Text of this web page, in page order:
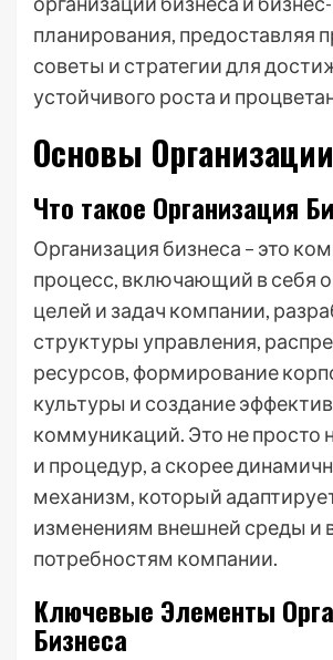
планирования, предоставляя
советы и стратегии для
устойчивого роста и
Основы
Что такое Организация
Организация бизнеса – это
процесс, включающий в себя
целей и задач компании,
структуры управления,
ресурсов, формирование
культуры и создание
коммуникаций. Это не просто
и процедур, а скорее
механизм, который
изменениям внешней среды и
потребностям компании.
Ключевые Элементы
Бизнеса